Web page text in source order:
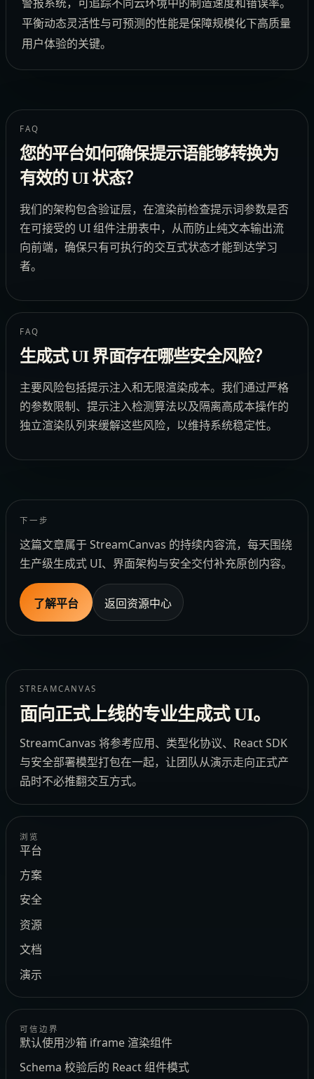
平衡动态灵活性与可预测的性能是保障规模化下高质量
用户体验的关键。
FAQ
您的平台如何确保提示语能够转换为
有效的 UI 状态？
我们的架构包含验证层，在渲染前检查提示词参数是否
在可接受的 UI 组件注册表中，从而防止纯文本输出流
向前端，确保只有可执行的交互式状态才能到达学习
者。
FAQ
生成式 UI 界面存在哪些安全风险？
主要风险包括提示注入和无限渲染成本。我们通过严格
的参数限制、提示注入检测算法以及隔离高成本操作的
独立渲染队列来缓解这些风险，以维持系统稳定性。
下一步
这篇文章属于 StreamCanvas 的持续内容流，每天围绕
生产级生成式 UI、界面架构与安全交付补充原创内容。
了解平台 返回资源中心
STREAMCANVAS
面向正式上线的专业生成式 UI。
StreamCanvas 将参考应用、类型化协议、React SDK
与安全部署模型打包在一起，让团队从演示走向正式产
品时不必推翻交互方式。
浏览
平台
方案
安全
资源
文档
演示
可信边界
默认使用沙箱 iframe 渲染组件
Schema 校验后的 React 组件模式